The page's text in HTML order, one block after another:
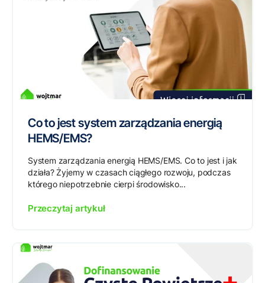
Co to jest system zarządzania energią
HEMS/EMS?
System zarządzania energią HEMS/EMS. Co to jest i jak
działa? Żyjemy w czasach ciągłego rozwoju, podczas
którego niepotrzebnie cierpi środowisko...
Przeczytaj artykuł